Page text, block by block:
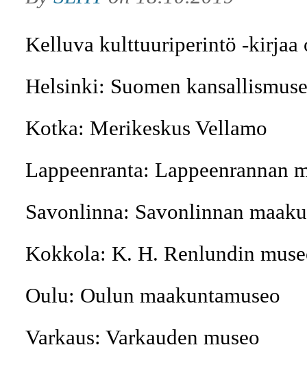
Kelluva kulttuuriperintö -kirjaa
Helsinki: Suomen
Kotka: Merikeskus Vellamo
Lappeenranta: Lappeenrannan
Savonlinna: Savonlinnan
Kokkola: K. H. Renlundin
Oulu: Oulun maakuntamuseo
Varkaus: Varkauden museo